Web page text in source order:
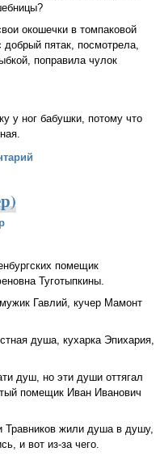
окошечки в томпаковой
пятак, посмотрела,
поправила чулок
у ног бабушки, потому что
помещик
Туготыпкины.
Гавлий, кучер Мамонт
душа, кухарка Эпихария,
душ, но эти души оттягал
помещик Иван Иванович
Травников жили душа в душу,
и вот из-за чего.